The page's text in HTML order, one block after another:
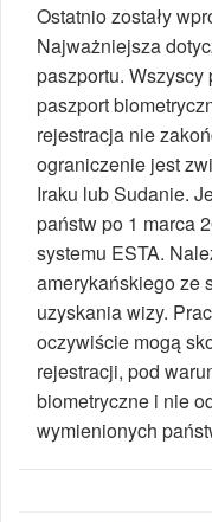
Ostatnio zostały
Najważniejsza
paszportu.
paszport
rejestracja nie
ograniczenie jest
Iraku lub Sudanie.
państw po 1 marca
systemu ESTA.
amerykańskiego ze
uzyskania wizy.
oczywiście mogą
rejestracji, pod
biometryczne i nie
wymienionych